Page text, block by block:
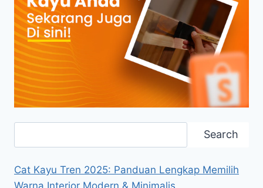
Search
Cat Kayu Tren 2025: Panduan Lengkap Memilih